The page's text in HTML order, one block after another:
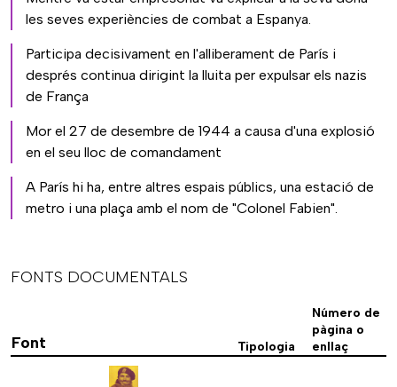
les seves experiències de combat a Espanya.
Participa decisivament en l'alliberament de París i
després continua dirigint la lluita per expulsar els nazis
de França
Mor el 27 de desembre de 1944 a causa d'una explosió
en el seu lloc de comandament
A París hi ha, entre altres espais públics, una estació de
metro i una plaça amb el nom de "Colonel Fabien".
FONTS DOCUMENTALS
Font Tipologia
Número de
pàgina o
enllaç